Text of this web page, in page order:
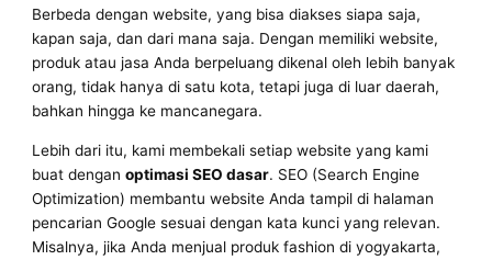
Berbeda dengan website, yang bisa diakses siapa saja,
kapan saja, dan dari mana saja. Dengan memiliki website,
produk atau jasa Anda berpeluang dikenal oleh lebih banyak
orang, tidak hanya di satu kota, tetapi juga di luar daerah,
bahkan hingga ke mancanegara.
Lebih dari itu, kami membekali setiap website yang kami
buat denganoptimasi SEO dasar. SEO (Search Engine
Optimization) membantu website Anda tampil di halaman
pencarian Google sesuai dengan kata kunci yang relevan.
Misalnya, jika Anda menjual produk fashion di yogyakarta,